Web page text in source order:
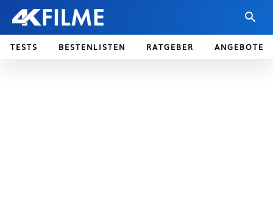
TESTS BESTENLISTEN RATGEBER ANGEBOTE